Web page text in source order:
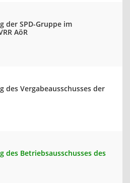
der SPD-Gruppe im
AöR
Vergabeausschusses der
des Betriebsausschusses des